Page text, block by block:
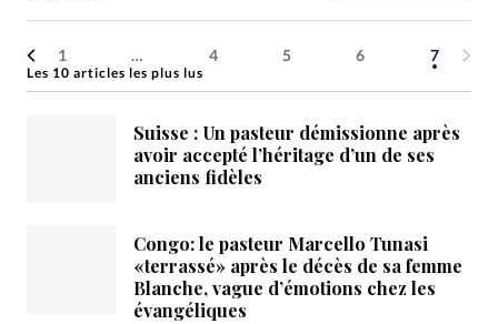
1 … 4 5 6 7
Les 10 articles les plus lus
Suisse : Un pasteur démissionne après
avoir accepté l’héritage d’un de ses
anciens fidèles
Congo: le pasteur Marcello Tunasi
«terrassé» après le décès de sa femme
Blanche, vague d’émotions chez les
évangéliques